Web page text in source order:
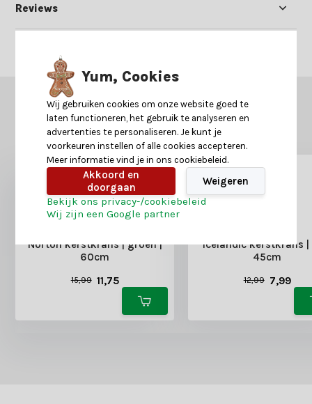
Reviews
GERELATEERDE PRODUCTEN
Misschien is dit ook iets voor je?
Norton kerstkrans | groen |
60cm
15,99 11,75
Icelandic kerstkrans |
45cm
12,99 7,99
Yum, Cookies
Wij gebruiken cookies om onze website goed te
laten functioneren, het gebruik te analyseren en
advertenties te personaliseren. Je kunt je
voorkeuren instellen of alle cookies accepteren.
Meer informatie vind je in ons cookiebeleid.
Akkoord en
doorgaan
Weigeren
Bekijk ons privacy-/cookiebeleid
Wij zijn een Google partner